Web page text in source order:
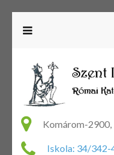
Komárom-2900,
Iskola: 34/342-